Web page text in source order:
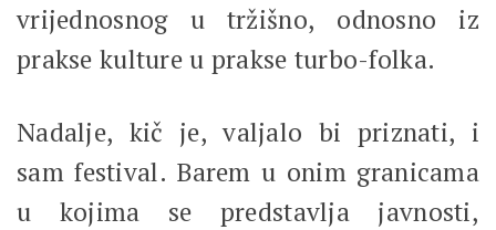
vrijednosnog u tržišno, odnosno iz
prakse kulture u prakse turbo-folka.
Nadalje, kič je, valjalo bi priznati, i
sam festival. Barem u onim granicama
u kojima se predstavlja javnosti,